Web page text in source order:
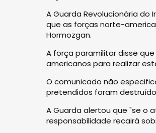
A Guarda Revolucionária do
que as forças norte-
Hormozgan.
A força paramilitar disse
americanos para realizar
O comunicado não
pretendidos foram
A Guarda alertou que "se o
responsabilidade recairá